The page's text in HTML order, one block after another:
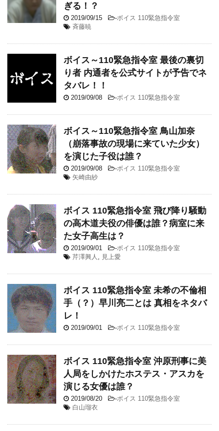
ぎる！？
2019/09/15 -ボイス 110緊急指令室
斉藤暁
ボイス～110緊急指令室 最後の裏切
り者 内通者を公式サイトが予告でネ
タバレ！！
2019/09/08 -ボイス 110緊急指令室
ボイス～110緊急指令室 鳥山加奈
（崩落事故の現場に来ていた少女）
を演じた子役は誰？
2019/09/08 -ボイス 110緊急指令室
矢崎由紗
ボイス 110緊急指令室 飛び降り騒動
の高木道夫役の俳優は誰？病室に来
た女子高生は？
2019/09/01 -ボイス 110緊急指令室
芹澤興人
見上愛
ボイス 110緊急指令室 未希の不倫相
手（？）早川亮二とは 真相をネタバ
レ！
2019/09/01 -ボイス 110緊急指令室
ボイス 110緊急指令室 沖原刑事に美
人局をしかけたホステス・アスカを
演じる女優は誰？
2019/08/20 -ボイス 110緊急指令室
白山瑠衣